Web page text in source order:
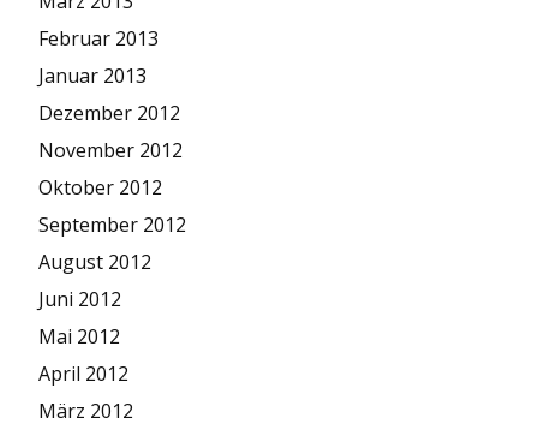
Februar 2013
Januar 2013
Dezember 2012
November 2012
Oktober 2012
September 2012
August 2012
Juni 2012
Mai 2012
April 2012
März 2012